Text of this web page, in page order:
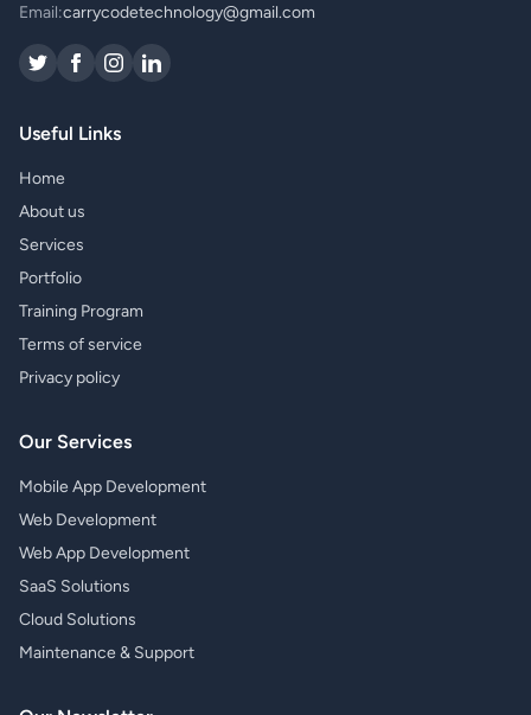
Email:carrycodetechnology@gmail.com
Useful Links
Home
About us
Services
Portfolio
Training Program
Terms of service
Privacy policy
Our Services
Mobile App Development
Web Development
Web App Development
SaaS Solutions
Cloud Solutions
Maintenance & Support